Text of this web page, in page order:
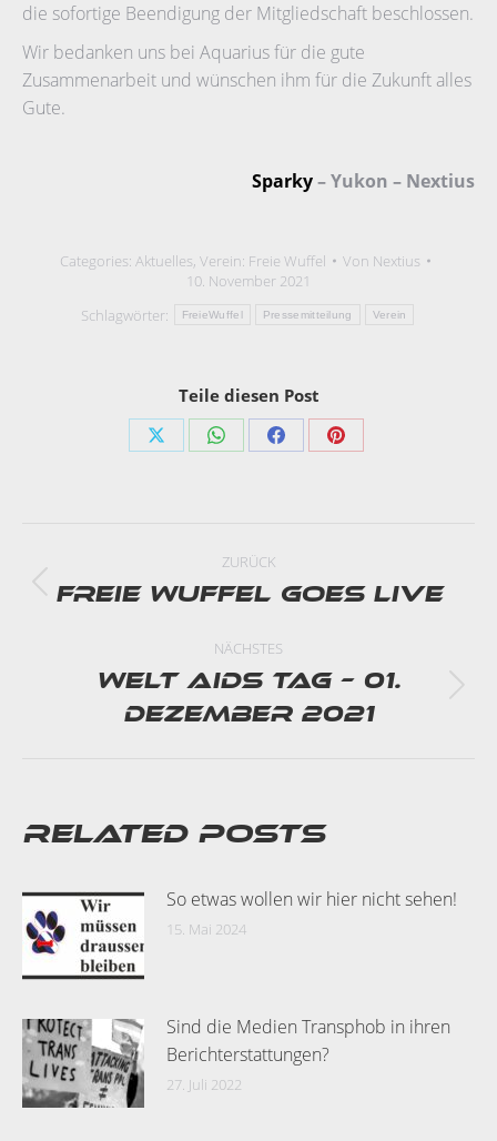
die sofortige Beendigung der Mitgliedschaft beschlossen.
Wir bedanken uns bei Aquarius für die gute
Zusammenarbeit und wünschen ihm für die Zukunft alles
Gute.
Sparky– Yukon – Nextius
Categories: Aktuelles, Verein: Freie Wuffel Von Nextius
10. November 2021
Schlagwörter:
FreieWuffel Pressemitteilung Verein
Teile diesen Post
Share Share Share Share
ZURÜCK
Vorheriger
Freie Wuffel goes Live
NÄCHSTES
Nächster
Beitrag:
Welt AIDS Tag – 01.
Dezember 2021
Related posts
So etwas wollen wir hier nicht sehen!
15. Mai 2024
Sind die Medien Transphob in ihren
Berichterstattungen?
27. Juli 2022